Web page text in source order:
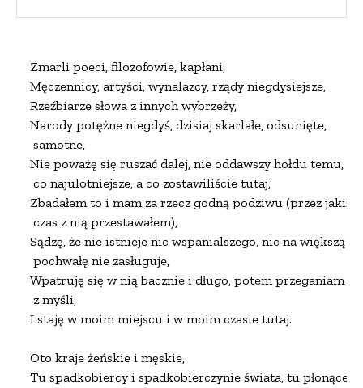
Zmarli poeci, filozofowie, kapłani,
Męczennicy, artyści, wynalazcy, rządy niegdysiejsze,
Rzeźbiarze słowa z innych wybrzeży,
Narody potężne niegdyś, dzisiaj skarlałe, odsunięte,
samotne,
Nie poważę się ruszać dalej, nie oddawszy hołdu temu,
co najulotniejsze, a co zostawiliście tutaj,
Zbadałem to i mam za rzecz godną podziwu (przez jakiś
czas z nią przestawałem),
Sądzę, że nie istnieje nic wspanialszego, nic na większą
pochwałę nie zasługuje,
Wpatruję się w nią bacznie i długo, potem przeganiam
z myśli,
I staję w moim miejscu i w moim czasie tutaj.
Oto kraje żeńskie i męskie,
Tu spadkobiercy i spadkobierczynie świata, tu płonące